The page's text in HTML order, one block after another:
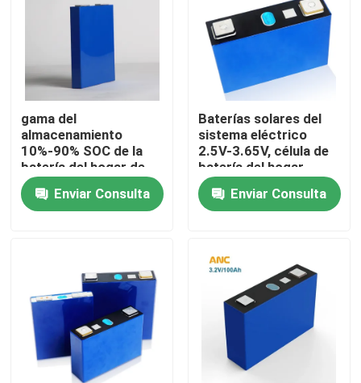
Productos
Sobre nosotros
gama del
almacenamiento
10%-90% SOC de la
batería del hogar de
23x140x160m m
Enviar Consulta
Baterías solares del
sistema eléctrico
2.5V-3.65V, célula de
batería del hogar
Lifepo4
Enviar Consulta